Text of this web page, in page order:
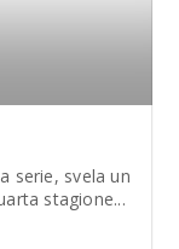
serie, svela un
stagione...